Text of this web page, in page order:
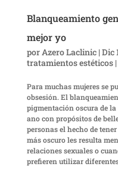
Blanqueamiento
mejor yo
porAzero Laclinic| Dic
tratamientos estéticos|
Para muchas mujeres se
obsesión. El
pigmentación oscura de
ano con propósitos de
personas el hecho de
más oscuro les resulta
relaciones sexuales o
prefieren utilizar